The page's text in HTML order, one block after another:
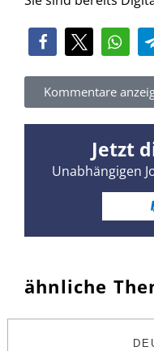
Kommentare
Jetzt
Unabhängigen
ähnliche